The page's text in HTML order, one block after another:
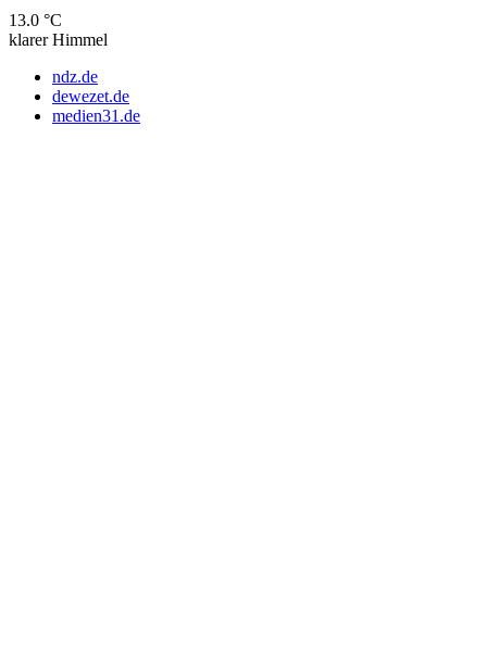
13.0 °C
klarer Himmel
ndz.de
dewezet.de
medien31.de